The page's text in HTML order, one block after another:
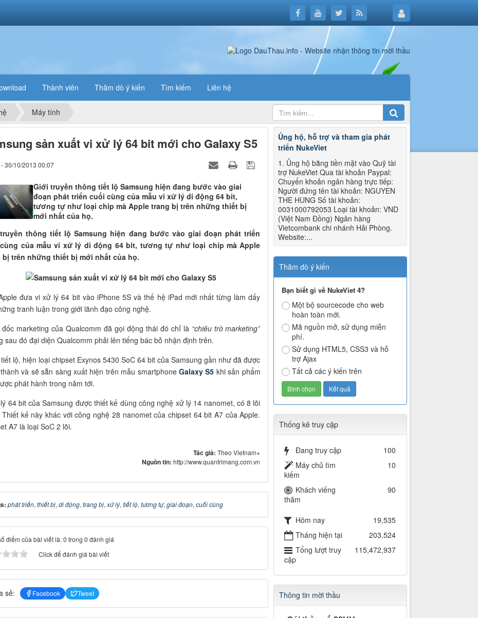
Thành viên Thăm dò ý kiến Tìm kiếm Liên hệ
Máy tính
sản xuất vi xử lý 64 bit mới cho Galaxy S5
30/10/2013 00:07
Giới truyền thông tiết lộ Samsung hiện đang bước vào giai
đoạn phát triển cuối cùng của mẫu vi xử lý di động 64 bit,
tương tự như loại chip mà Apple trang bị trên những thiết bị
mới nhất của họ.
thông tiết lộ Samsung hiện đang bước vào giai đoạn phát triển
của mẫu vi xử lý di động 64 bit, tương tự như loại chip mà Apple
bị trên những thiết bị mới nhất của họ.
đưa vi xử lý 64 bit vào iPhone 5S và thế hệ iPad mới nhất từng làm dấy
tranh luận trong giới lãnh đạo công nghệ.
đốc marketing của Qualcomm đã gọi động thái đó chỉ là “chiêu trò marketing”
sau đó đại diện Qualcomm phải lên tiếng bác bỏ nhận định trên.
lộ, hiện loại chipset Exynos 5430 SoC 64 bit của Samsung gần như đã được
và sẽ sẵn sàng xuất hiện trên mẫu smartphone Galaxy S5 khi sản phẩm
phát hành trong năm tới.
64 bit của Samsung được thiết kế dùng công nghệ xử lý 14 nanomet, có 8 lõi
kế này khác với công nghệ 28 nanomet của chipset 64 bit A7 của Apple.
A7 là loại SoC 2 lõi.
Tác giả:Theo Vietnam+
Nguồn tin:http://www.quantrimang.com.vn
phát triển, thiết bị, di động, trang bị, xử lý, tiết lộ, tương tự, giai đoạn, cuối cùng
điểm của bài viết là: 0 trong 0 đánh giá
Click để đánh giá bài viết
sẻ: Facebook Tweet
Ủng hộ, hỗ trợ và tham gia phát
triển NukeViet
1. Ủng hộ bằng tiền mặt vào Quỹ tài
trợ NukeViet Qua tài khoản Paypal:
Chuyển khoản ngân hàng trực tiếp:
Người đứng tên tài khoản: NGUYEN
THE HUNG Số tài khoản:
0031000792053 Loại tài khoản: VND
(Việt Nam Đồng) Ngân hàng
Vietcombank chi nhánh Hải Phòng.
Website:...
Thăm dò ý kiến
Bạn biết gì về NukeViet 4?
Một bộ sourcecode cho web
hoàn toàn mới.
Mã nguồn mở, sử dụng miễn
phí.
Sử dụng HTML5, CSS3 và hỗ
trợ Ajax
Tất cả các ý kiến trên
Thống kê truy cập
Đang truy cập
100
Máy chủ tìm
kiếm
10
Khách viếng
thăm
90
Hôm nay
19,535
Tháng hiện tại
203,524
Tổng lượt truy
cập
115,472,937
Thông tin mời thầu